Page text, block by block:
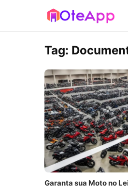
Tag:
Garanta sua Moto no